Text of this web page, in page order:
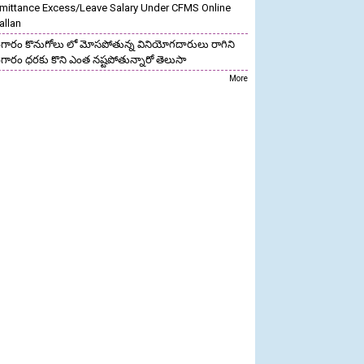
Excess/Leave Salary Under CFMS Online
కొనుగోలు లో మోసపోతున్న వినియోగదారులు రాగిని
ధరకు కొని ఎంత నష్టపోతున్నారో తెలుసా
More